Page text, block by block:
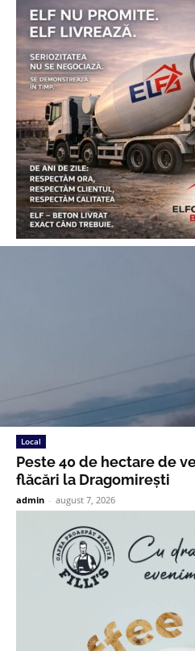
Local
Peste 40 de hectare de
flăcări la Dragomirești
admin - august 7, 2026